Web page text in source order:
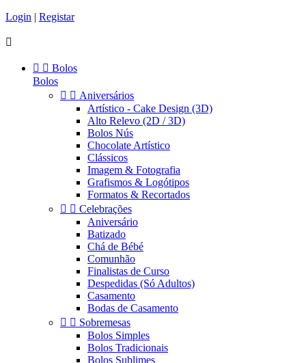
Login | Registar

  Bolos
Bolos
  Aniversários
Artístico - Cake Design (3D)
Alto Relevo (2D / 3D)
Bolos Nús
Chocolate Artístico
Clássicos
Imagem & Fotografia
Grafismos & Logótipos
Formatos & Recortados
  Celebrações
Aniversário
Batizado
Chá de Bébé
Comunhão
Finalistas de Curso
Despedidas (Só Adultos)
Casamento
Bodas de Casamento
  Sobremesas
Bolos Simples
Bolos Tradicionais
Bolos Sublimes